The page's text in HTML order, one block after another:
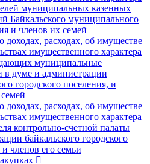
муниципальных казенных
Байкальского муниципального
и членов их семей
доходах, расходах, об имуществе
имущественного характера
муниципальные
в думе и администрации
городского поселения, и
доходах, расходах, об имуществе
имущественного характера
контрольно-счетной палаты
байкальского городского
членов его семьи